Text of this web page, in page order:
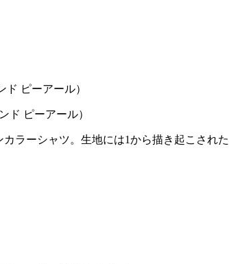
ド ピーアール）
ラーシャツ。生地には1から描き起こさ